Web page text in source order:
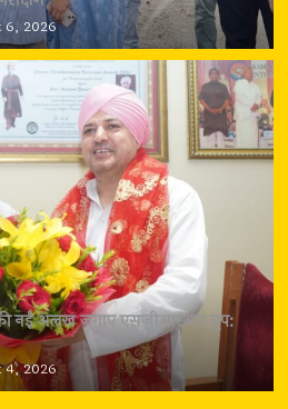
6, 2026
नई अलख जगाए एसजीआरआर ग्रुप:
4, 2026